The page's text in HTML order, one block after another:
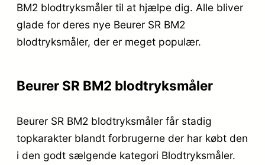
BM2 blodtryksmåler til at hjælpe dig. Alle bliver
glade for deres nye Beurer SR BM2
blodtryksmåler, der er meget populær.
Beurer SR BM2 blodtryksmåler
Beurer SR BM2 blodtryksmåler får stadig
topkarakter blandt forbrugerne der har købt den
i den godt sælgende kategori Blodtryksmåler.